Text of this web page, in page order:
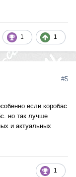
1 1
#5
если коробас
но так лучше
и актуальных
1